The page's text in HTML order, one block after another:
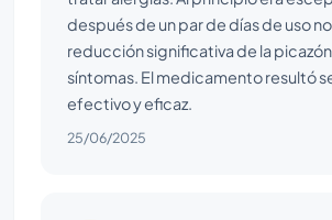
después de un par de días de uso
reducción significativa de la
síntomas. El medicamento resultó
efectivo y eficaz.
25/06/2025